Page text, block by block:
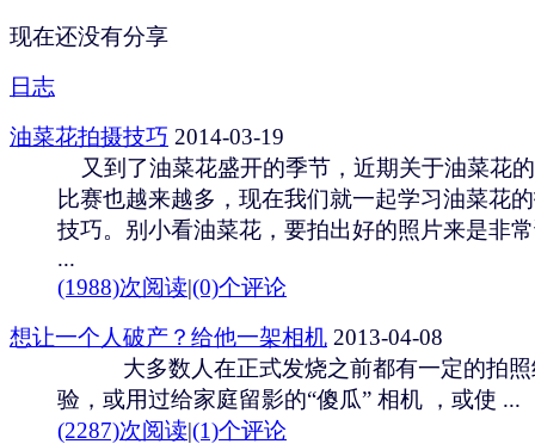
现在还没有分享
日志
油菜花拍摄技巧 2014-03-19
又到了油菜花盛开的季节，近期关于油菜花
比赛也越来越多，现在我们就一起学习油菜花
技巧。别小看油菜花，要拍出好的照片来是非
...
(1988)次阅读|(0)个评论
想让一个人破产？给他一架相机 2013-04-08
大多数人在正式发烧之前都有一定的拍照
验，或用过给家庭留影的“傻瓜” 相机 ，或使 ...
(2287)次阅读|(1)个评论